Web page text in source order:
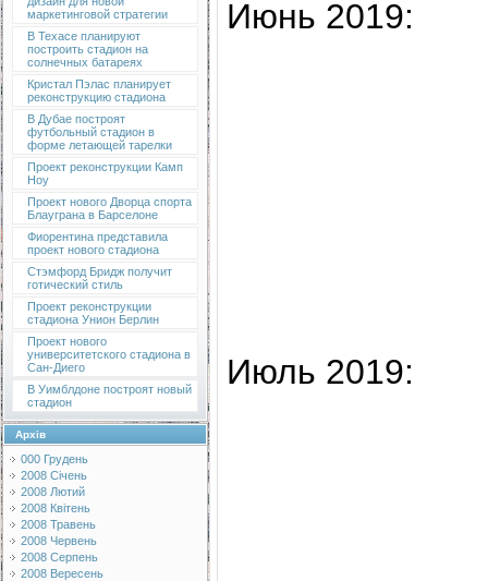
маркетинговой стратегии
В Техасе планируют
построить стадион на
солнечных батареях
Кристал Пэлас планирует
реконструкцию стадиона
В Дубае построят
футбольный стадион в
форме летающей тарелки
Проект реконструкции Камп
Ноу
Проект нового Дворца спорта
Блауграна в Барселоне
Фиорентина представила
проект нового стадиона
Стэмфорд Бридж получит
готический стиль
Проект реконструкции
стадиона Унион Берлин
Проект нового
университетского стадиона в
Сан-Диего
В Уимблдоне построят новый
стадион
Архів
000 Грудень
2008 Січень
2008 Лютий
2008 Квітень
2008 Травень
2008 Червень
2008 Серпень
2008 Вересень
Июнь 2019:
Июль 2019: